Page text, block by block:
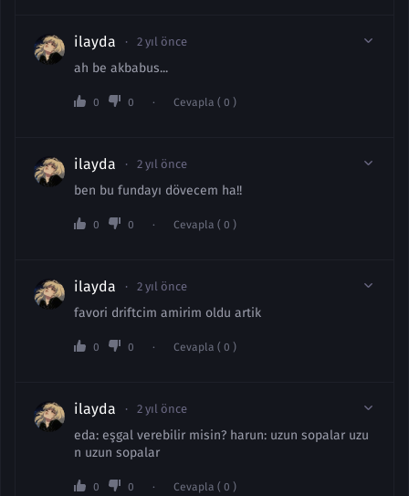
ilayda 2 yıl önce
ah be akbabus...
0 0 Cevapla ( 0 )
ilayda 2 yıl önce
ben bu fundayı dövecem ha!!
0 0 Cevapla ( 0 )
ilayda 2 yıl önce
favori driftcim amirim oldu artik
0 0 Cevapla ( 0 )
ilayda 2 yıl önce
eda: eşgal verebilir misin? harun: uzun sopalar uzu
n uzun sopalar
0 0 Cevapla ( 0 )